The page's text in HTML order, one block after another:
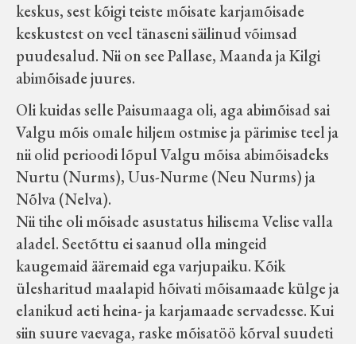
keskus, sest kõigi teiste mõisate karjamõisade
keskustest on veel tänaseni säilinud võimsad
puudesalud. Nii on see Pallase, Maanda ja Kilgi
abimõisade juures.
Oli kuidas selle Paisumaaga oli, aga abimõisad sai
Valgu mõis omale hiljem ostmise ja pärimise teel ja
nii olid perioodi lõpul Valgu mõisa abimõisadeks
Nurtu (Nurms), Uus-Nurme (Neu Nurms) ja
Nõlva (Nelva).
Nii tihe oli mõisade asustatus hilisema Velise valla
aladel. Seetõttu ei saanud olla mingeid
kaugemaid ääremaid ega varjupaiku. Kõik
ülesharitud maalapid hõivati mõisamaade külge ja
elanikud aeti heina- ja karjamaade servadesse. Kui
siin suure vaevaga, raske mõisatöö kõrval suudeti